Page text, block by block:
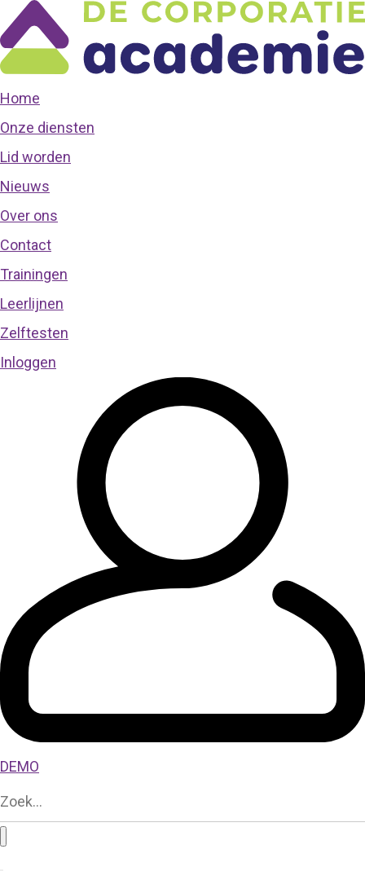
Home
Onze diensten
Lid worden
Nieuws
Over ons
Contact
Trainingen
Leerlijnen
Zelftesten
Inloggen
DEMO